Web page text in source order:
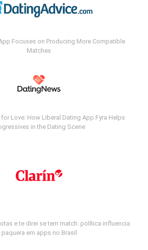
Focuses on Producing More Compatible
Matches
Love: How Liberal Dating App Fyra Helps
in the Dating Scene
e te direi se tem match: política influencia
paquera em apps no Brasil